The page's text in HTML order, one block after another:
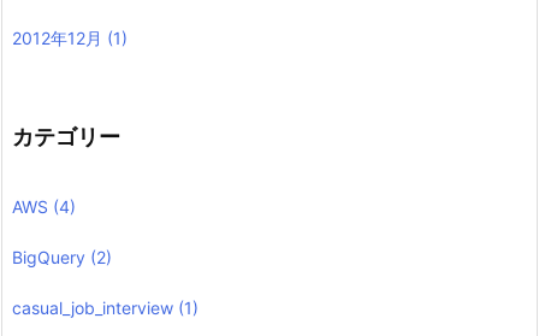
2012年12月 (1)
カテゴリー
AWS (4)
BigQuery (2)
casual_job_interview (1)